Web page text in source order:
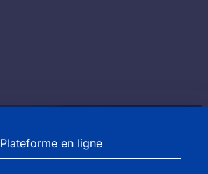
Plateforme en ligne